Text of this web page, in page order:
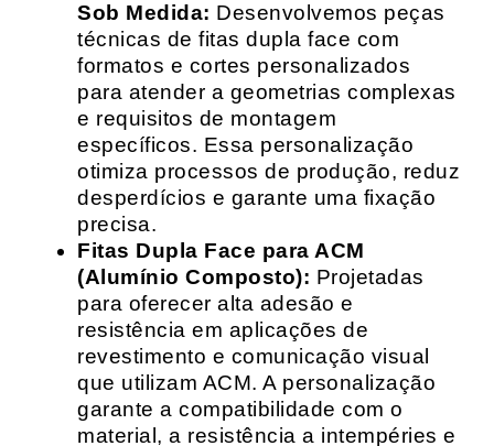
Sob Medida: Desenvolvemos peças
técnicas de fitas dupla face com
formatos e cortes personalizados
para atender a geometrias complexas
e requisitos de montagem
específicos. Essa personalização
otimiza processos de produção, reduz
desperdícios e garante uma fixação
precisa.
Fitas Dupla Face para ACM
(Alumínio Composto): Projetadas
para oferecer alta adesão e
resistência em aplicações de
revestimento e comunicação visual
que utilizam ACM. A personalização
garante a compatibilidade com o
material, a resistência a intempéries e